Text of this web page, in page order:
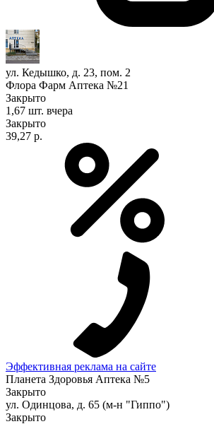
ул. Кедышко, д. 23, пом. 2
Флора Фарм Аптека №21
Закрыто
1,67 шт. вчера
Закрыто
39,27 р.
Эффективная реклама на сайте
Планета Здоровья Аптека №5
Закрыто
ул. Одинцова, д. 65 (м-н "Гиппо")
Закрыто